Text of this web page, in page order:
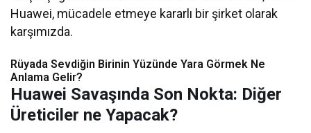
Huawei, mücadele etmeye kararlı bir şirket olarak
karşımızda.
Rüyada Sevdiğin Birinin Yüzünde Yara Görmek Ne
Anlama Gelir?
Huawei Savaşında Son Nokta: Diğer
Üreticiler ne Yapacak?